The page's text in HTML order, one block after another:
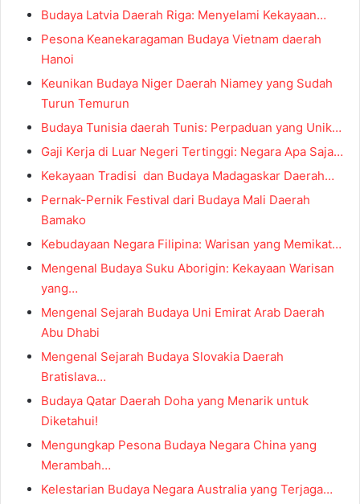
Budaya Latvia Daerah Riga: Menyelami Kekayaan…
Pesona Keanekaragaman Budaya Vietnam daerah
Hanoi
Keunikan Budaya Niger Daerah Niamey yang Sudah
Turun Temurun
Budaya Tunisia daerah Tunis: Perpaduan yang Unik…
Gaji Kerja di Luar Negeri Tertinggi: Negara Apa Saja…
Kekayaan Tradisi dan Budaya Madagaskar Daerah…
Pernak-Pernik Festival dari Budaya Mali Daerah
Bamako
Kebudayaan Negara Filipina: Warisan yang Memikat…
Mengenal Budaya Suku Aborigin: Kekayaan Warisan
yang…
Mengenal Sejarah Budaya Uni Emirat Arab Daerah
Abu Dhabi
Mengenal Sejarah Budaya Slovakia Daerah
Bratislava…
Budaya Qatar Daerah Doha yang Menarik untuk
Diketahui!
Mengungkap Pesona Budaya Negara China yang
Merambah…
Kelestarian Budaya Negara Australia yang Terjaga…